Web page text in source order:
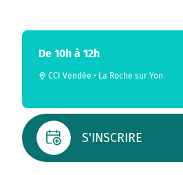
De 10h à 12h
CCI Vendée • La Roche sur Yon
S'INSCRIRE